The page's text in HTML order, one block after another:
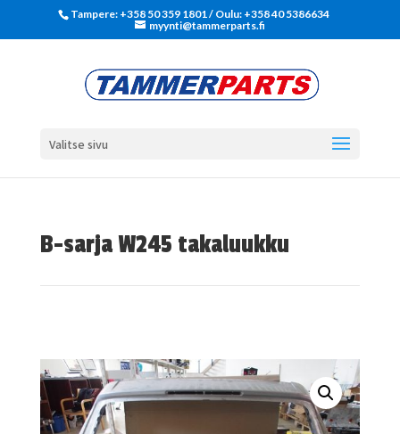
Tampere: +358 50 359 1801‬ / Oulu: +358 40 5386634
myynti@tammerparts.fi
Valitse sivu
B-sarja W245 takaluukku